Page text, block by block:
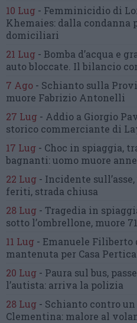
10 Lug - Femminicidio di
Khemaies: dalla condanna
domiciliari
21 Lug - Bomba d’acqua e
auto bloccate. Il bilancio
7 Ago - Schianto sulla
muore Fabrizio Antonelli
27 Lug - Addio a Giorgio
storico commerciante di
17 Lug - Choc in spiaggia,
bagnanti:uomo muore
22 Lug - Incidente
feriti, strada chiusa
28 Lug - Tragedia in
sotto l’ombrellone, muore
11 Lug - Emanuele Filiberto
mantenuta per Casa
20 Lug - Paura sul bus,
l’autista: arriva la polizia
28 Lug - Schianto contro un
Clementina: malore al